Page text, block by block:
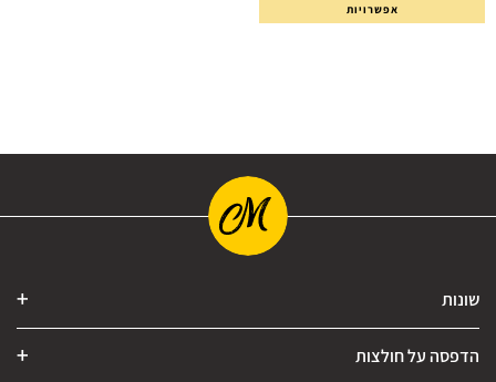
אפשרויות
שונות
הדפסה על חולצות